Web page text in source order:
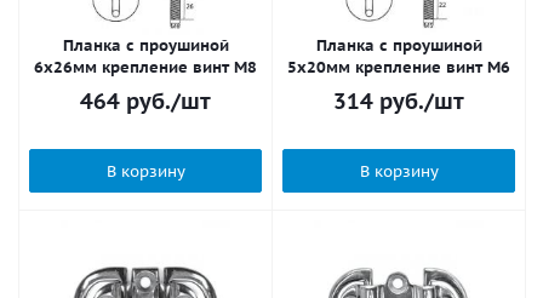
Планка с проушиной
6x26мм крепление винт M8
464 руб./шт
В корзину
Планка с проушиной
5x20мм крепление винт М6
314 руб./шт
В корзину